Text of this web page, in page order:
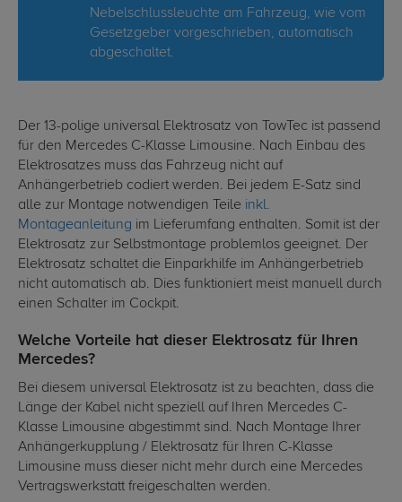
Nebelschlussleuchte am Fahrzeug, wie vom
Gesetzgeber vorgeschrieben, automatisch
abgeschaltet.
Der 13-polige universal Elektrosatz von TowTec ist passend
für den Mercedes C-Klasse Limousine. Nach Einbau des
Elektrosatzes muss das Fahrzeug nicht auf
Anhängerbetrieb codiert werden. Bei jedem E-Satz sind
alle zur Montage notwendigen Teile inkl.
Montageanleitung im Lieferumfang enthalten. Somit ist der
Elektrosatz zur Selbstmontage problemlos geeignet. Der
Elektrosatz schaltet die Einparkhilfe im Anhängerbetrieb
nicht automatisch ab. Dies funktioniert meist manuell durch
einen Schalter im Cockpit.
Welche Vorteile hat dieser Elektrosatz für Ihren
Mercedes?
Bei diesem universal Elektrosatz ist zu beachten, dass die
Länge der Kabel nicht speziell auf Ihren Mercedes C-
Klasse Limousine abgestimmt sind. Nach Montage Ihrer
Anhängerkupplung / Elektrosatz für Ihren C-Klasse
Limousine muss dieser nicht mehr durch eine Mercedes
Vertragswerkstatt freigeschalten werden.